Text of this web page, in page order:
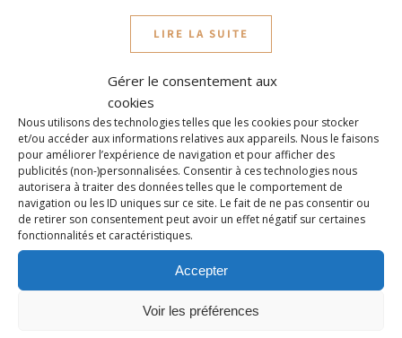
Gérer le consentement aux
cookies
Nous utilisons des technologies telles que les cookies pour stocker
et/ou accéder aux informations relatives aux appareils. Nous le faisons
pour améliorer l’expérience de navigation et pour afficher des
publicités (non-)personnalisées. Consentir à ces technologies nous
autorisera à traiter des données telles que le comportement de
navigation ou les ID uniques sur ce site. Le fait de ne pas consentir ou
de retirer son consentement peut avoir un effet négatif sur certaines
fonctionnalités et caractéristiques.
Accepter
Voir les préférences
LIRE LA SUITE